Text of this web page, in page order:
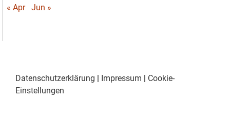
« Apr
Jun »
Datenschutzerklärung | Impressum | Cookie-
Einstellungen